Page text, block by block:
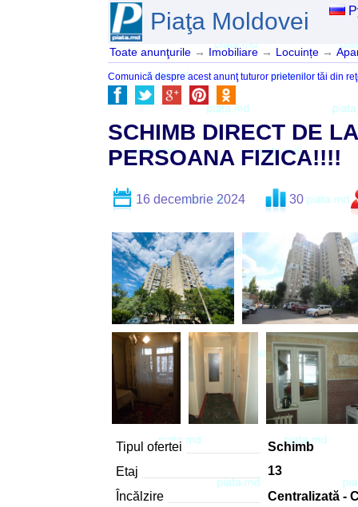
Piaţa Moldovei
Toate anunţurile → Imobiliare → Locuințe →
Comunică despre acest anunţ tuturor prietenilor tăi din
SCHIMB DIRECT DE
PERSOANA FIZICA!!!!
16 decembrie 2024 30
Tipul ofertei
Schimb
Etaj
13
Încălzire
Centralizată -